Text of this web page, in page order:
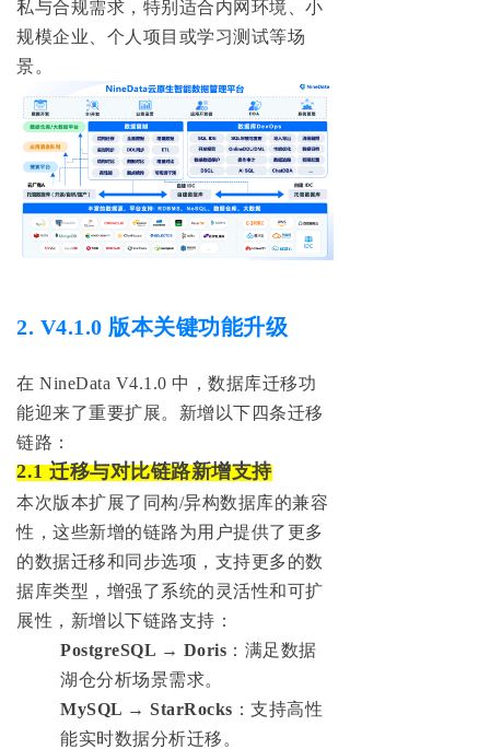
私与合规需求 ，特别适合内网环境、小
规模企业、个人项目或学习测试等场
景。
2. V4.1.0 版本关键功能升级
在 NineData V4.1.0 中，数据库迁移功
能迎来了重要扩展。新增以下四条迁移
链路：
‌2.1 迁移与对比链路新增支持
本次版本扩展了同构/异构数据库的兼容
性， 这些新增的链路为用户提供了更多
的数据迁移和同步选项，支持更多的数
据库类型，增强了系统的灵活性和可扩
展性，新增以下链路支持：
PostgreSQL → Doris ‌：满足数据
湖仓分析场景需求。
MySQL → StarRocks ‌：支持高性
能实时数据分析迁移。